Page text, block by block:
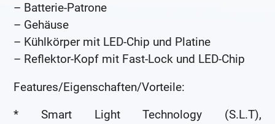
– Batterie-Patrone
– Gehäuse
– Kühlkörper mit LED-Chip und Platine
– Reflektor-Kopf mit Fast-Lock und LED-Chip
Features/Eigenschaften/Vorteile:
* Smart Light Technology (S.L.T),